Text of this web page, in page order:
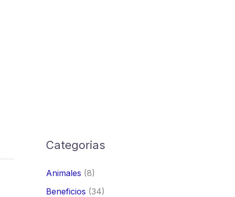
Categorias
Animales (8)
Beneficios (34)